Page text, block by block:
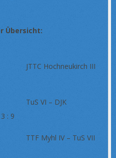
Übersicht:
Hochneukirch III
TuS VI – DJK
: 9
Myhl IV – TuS VII